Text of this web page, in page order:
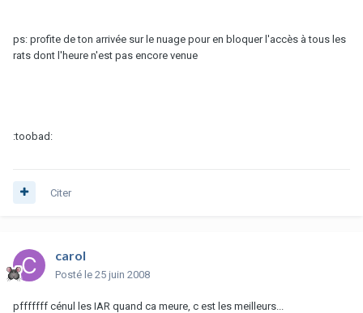
ps: profite de ton arrivée sur le nuage pour en bloquer l'accès à tous les
rats dont l'heure n'est pas encore venue
:toobad:
Citer
carol
Posté le 25 juin 2008
pfffffff cénul les IAR quand ca meure, c est les meilleurs...